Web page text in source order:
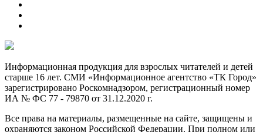
Информационная продукция для взрослых читателей и детей
старше 16 лет. СМИ «Информационное агентство «ТК Город»
зарегистрировано Роскомнадзором, регистрационный номер
ИА № ФС 77 - 79870 от 31.12.2020 г.
Все права на материалы, размещенные на сайте, защищены и
охраняются законом Российской Федерации. При полном или